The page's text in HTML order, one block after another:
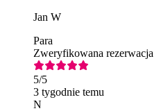
Jan W
Para
Zweryfikowana rezerwacja
5/5
3 tygodnie temu
N